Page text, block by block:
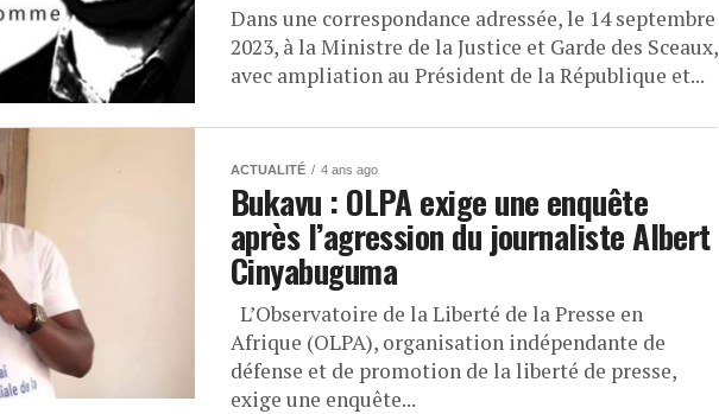
Dans une correspondance adressée, le 14 septembre
2023, à la Ministre de la Justice et Garde des Sceaux,
avec ampliation au Président de la République et...
ACTUALITÉ 4 ans ago
Bukavu : OLPA exige une enquête
après l’agression du journaliste Albert
Cinyabuguma
L’Observatoire de la Liberté de la Presse en
Afrique (OLPA), organisation indépendante de
défense et de promotion de la liberté de presse,
exige une enquête...